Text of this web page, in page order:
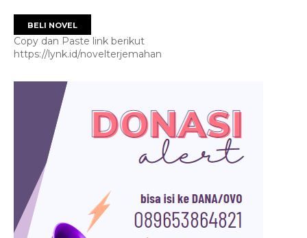
BELI NOVEL
Copy dan Paste link berikut
https://lynk.id/novelterjemahan